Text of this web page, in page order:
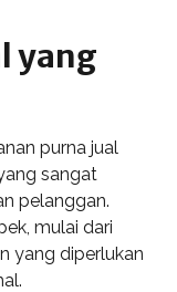
yang
purna jual
sangat
pelanggan.
mulai dari
yang diperlukan